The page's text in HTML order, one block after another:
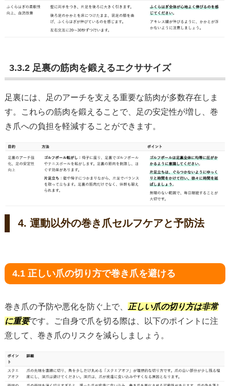
3.3.2 足裏の筋肉を鍛えるエクササイズ
足裏には、足のアーチを支える重要な筋肉が多数存在しま
す。これらの筋肉を鍛えることで、足の安定性が増し、巻
き爪への負担を軽減することができます。
4. 運動以外の巻き爪セルフケアと予防法
4.1 正しい爪の切り方で巻き爪を避ける
巻き爪の予防や悪化を防ぐ上で、
正しい爪の切り方は非常
に重要です。ご自身で爪を切る際は、以下のポイントに注
意して、巻き爪のリスクを減らしましょう。